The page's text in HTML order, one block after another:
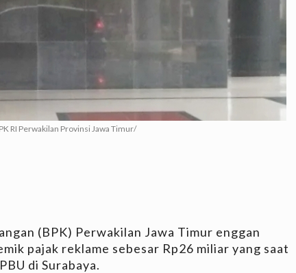
RI Perwakilan Provinsi Jawa Timur/
(BPK) Perwakilan Jawa Timur enggan
pajak reklame sebesar Rp26 miliar yang saat
di Surabaya.